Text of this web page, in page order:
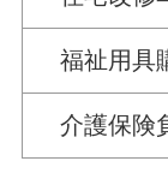
福祉用具
介護保険